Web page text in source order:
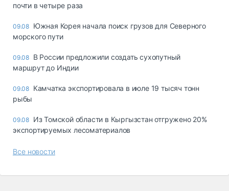
почти в четыре раза
09.08 Южная Корея начала поиск грузов для Северного
морского пути
09.08 В России предложили создать сухопутный
маршрут до Индии
09.08 Камчатка экспортировала в июле 19 тысяч тонн
рыбы
09.08 Из Томской области в Кыргызстан отгружено 20%
экспортируемых лесоматериалов
Все новости